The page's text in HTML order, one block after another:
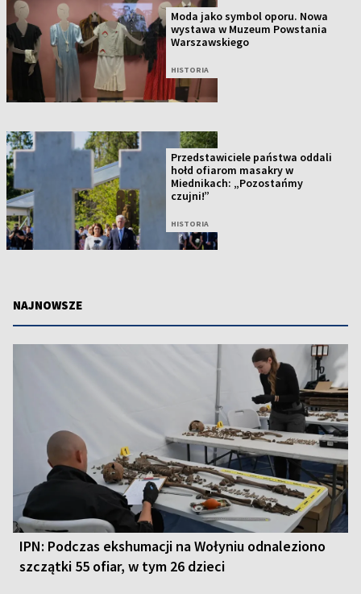
Moda jako symbol oporu. Nowa
wystawa w Muzeum Powstania
Warszawskiego
HISTORIA
Przedstawiciele państwa oddali
hołd ofiarom masakry w
Miednikach: „Pozostańmy
czujni!”
HISTORIA
NAJNOWSZE
IPN: Podczas ekshumacji na Wołyniu odnaleziono
szczątki 55 ofiar, w tym 26 dzieci